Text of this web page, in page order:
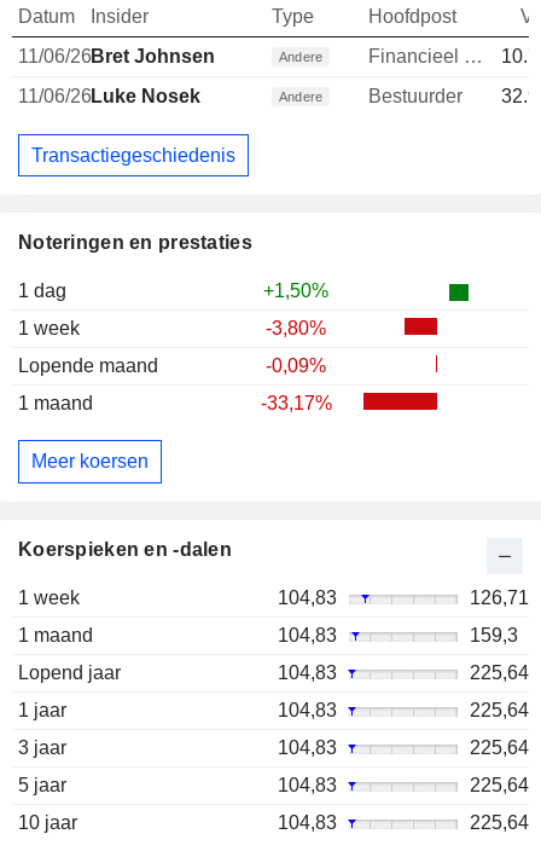
Noteringen en prestaties
1 dag
+1,50%
1 week
-3,80%
Lopende maand
-0,09%
1 maand
-33,17%
Meer koersen
Koerspieken en -dalen
1 week 104,83
126,71
1 maand
104,83
159,3
Lopend jaar
104,83
225,64
1 jaar
104,83
225,64
3 jaar
104,83
225,64
5 jaar
104,83
225,64
10 jaar
104,83 225,64
Datum Insider Type Hoofdpost
11/06/26Bret Johnsen Andere Financieel directeur
11/06/26Luke Nosek Andere Bestuurder
Transactiegeschiedenis